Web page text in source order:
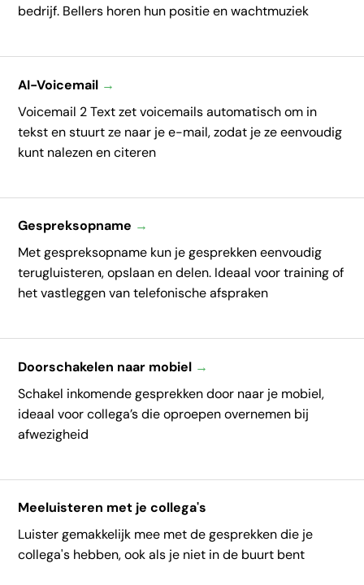
bedrijf. Bellers horen hun positie en wachtmuziek
AI-Voicemail →
Voicemail 2 Text zet voicemails automatisch om in
tekst en stuurt ze naar je e-mail, zodat je ze eenvoudig
kunt nalezen en citeren
Gespreksopname →
Met gespreksopname kun je gesprekken eenvoudig
terugluisteren, opslaan en delen. Ideaal voor training of
het vastleggen van telefonische afspraken
Doorschakelen naar mobiel →
Schakel inkomende gesprekken door naar je mobiel,
ideaal voor collega’s die oproepen overnemen bij
afwezigheid
Meeluisteren met je collega's
Luister gemakkelijk mee met de gesprekken die je
collega's hebben, ook als je niet in de buurt bent